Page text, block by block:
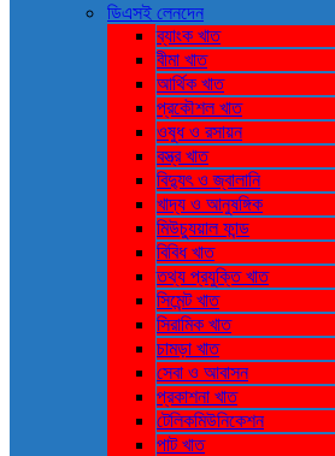
ডিএসই লেনদেন
ব্যাংক খাত
বীমা খাত
আর্থিক খাত
প্রকৌশল খাত
ওষুধ ও রসায়ন
বস্ত্র খাত
বিদ্যুৎ ও জ্বালানি
খাদ্য ও আনুষঙ্গিক
মিউচ্যুয়াল ফান্ড
বিবিধ খাত
তথ্য প্রযুক্তি খাত
সিমেন্ট খাত
সিরামিক খাত
চামড়া খাত
সেবা ও আবাসন
প্রকাশনা খাত
টেলিকমিউনিকেশন
পাট খাত